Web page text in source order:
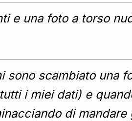
e una foto a torso
scambiato una
i miei dati) e
di